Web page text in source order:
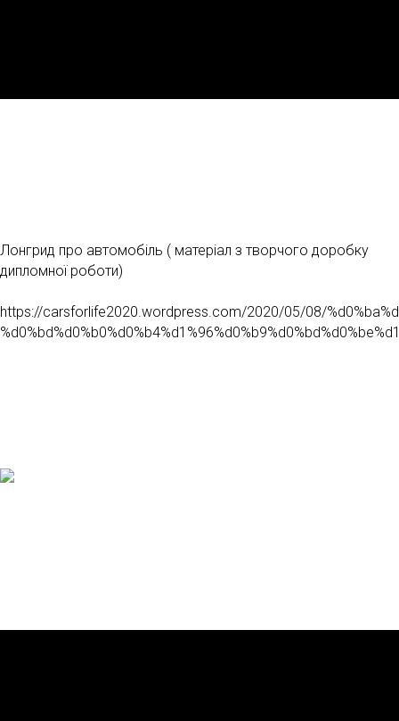
Лонгрид про автомобіль ( матеріал з творчого доробку
дипломної роботи)
https://carsforlife2020.wordpress.com/2020/05/08/